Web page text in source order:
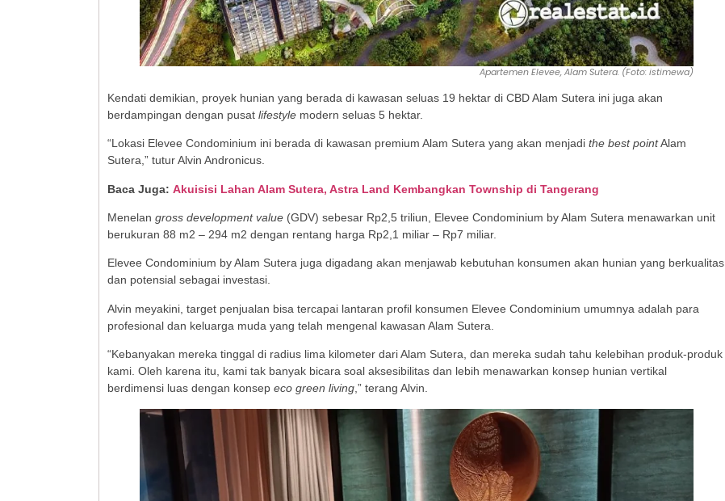
Apartemen Elevee, Alam Sutera. (Foto: istimewa)
Kendati demikian, proyek hunian yang berada di kawasan seluas 19 hektar di CBD Alam Sutera ini juga akan
berdampingan dengan pusat lifestyle modern seluas 5 hektar.
“Lokasi Elevee Condominium ini berada di kawasan premium Alam Sutera yang akan menjadi the best pointAlam
Sutera,” tutur Alvin Andronicus.
Baca Juga: Akuisisi Lahan Alam Sutera, Astra Land Kembangkan Township di Tangerang
Menelan gross development value (GDV) sebesar Rp2,5 triliun, Elevee Condominium by Alam Sutera menawarkan unit
berukuran 88 m2 – 294 m2 dengan rentang harga Rp2,1 miliar – Rp7 miliar.
Elevee Condominium by Alam Sutera juga digadang akan menjawab kebutuhan konsumen akan hunian yang berkualitas
dan potensial sebagai investasi.
Alvin meyakini, target penjualan bisa tercapai lantaran profil konsumen Elevee Condominium umumnya adalah para
profesional dan keluarga muda yang telah mengenal kawasan Alam Sutera.
“Kebanyakan mereka tinggal di radius lima kilometer dari Alam Sutera, dan mereka sudah tahu kelebihan produk-produk
kami. Oleh karena itu, kami tak banyak bicara soal aksesibilitas dan lebih menawarkan konsep hunian vertikal
berdimensi luas dengan konsep eco green living ,” terang Alvin.